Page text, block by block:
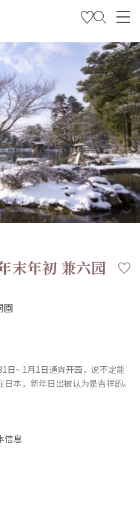
末年初 兼六园
日~ 1月1日通宵开园，说不定能
本，新年日出被认为是吉祥的。
信息